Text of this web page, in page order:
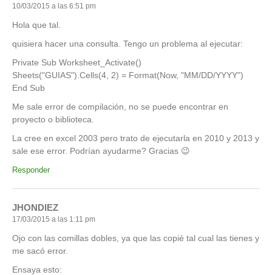
10/03/2015 a las 6:51 pm
Hola que tal.
quisiera hacer una consulta. Tengo un problema al ejecutar:
Private Sub Worksheet_Activate()
Sheets("GUIAS").Cells(4, 2) = Format(Now, "MM/DD/YYYY")
End Sub
Me sale error de compilación, no se puede encontrar en
proyecto o biblioteca.
La cree en excel 2003 pero trato de ejecutarla en 2010 y 2013 y
sale ese error. Podrían ayudarme? Gracias 😉
Responder
JHONDIEZ
17/03/2015 a las 1:11 pm
Ojo con las comillas dobles, ya que las copié tal cual las tienes y
me sacó error.
Ensaya esto: